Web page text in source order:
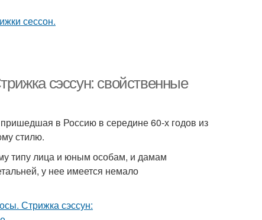
сэссун: свойственные
в Россию в середине 60-х годов из
стилю.
типу лица и юным особам, и дамам
у нее имеется немало